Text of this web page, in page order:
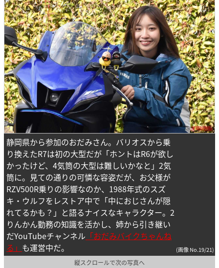
静岡県から参加のおだみさん。バリオスから乗
り換えたR7は初の大型だが「ホントはR6が欲し
かったけど、4気筒の大型は難しいかなと」2気
筒に。見ての通りの可憐な容姿だが、お父様が
RZV500R乗りの影響なのか、1988年式のスズ
キ・ウルフをレストア中で「中におじさんが隠
れてるかも？」と語るナイスなキャラクター。2
りんかん勤務の知識を活かし、姉から引き継い
だYouTubeチャンネル 「おだみバイクちゃんね
る」 も運営中だ。 (画像 No.19/21)
縦スクロールで次の写真へ